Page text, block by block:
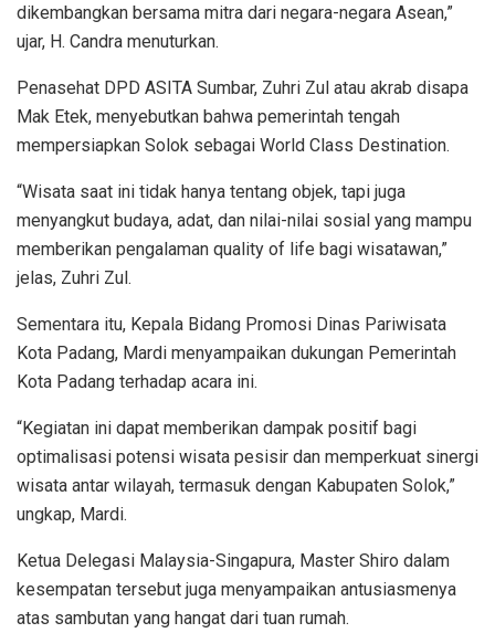
dikembangkan bersama mitra dari negara-negara Asean,”
ujar, H. Candra menuturkan.
Penasehat DPD ASITA Sumbar, Zuhri Zul atau akrab disapa
Mak Etek, menyebutkan bahwa pemerintah tengah
mempersiapkan Solok sebagai World Class Destination.
“Wisata saat ini tidak hanya tentang objek, tapi juga
menyangkut budaya, adat, dan nilai-nilai sosial yang mampu
memberikan pengalaman quality of life bagi wisatawan,”
jelas, Zuhri Zul.
Sementara itu, Kepala Bidang Promosi Dinas Pariwisata
Kota Padang, Mardi menyampaikan dukungan Pemerintah
Kota Padang terhadap acara ini.
“Kegiatan ini dapat memberikan dampak positif bagi
optimalisasi potensi wisata pesisir dan memperkuat sinergi
wisata antar wilayah, termasuk dengan Kabupaten Solok,”
ungkap, Mardi.
Ketua Delegasi Malaysia-Singapura, Master Shiro dalam
kesempatan tersebut juga menyampaikan antusiasmenya
atas sambutan yang hangat dari tuan rumah.